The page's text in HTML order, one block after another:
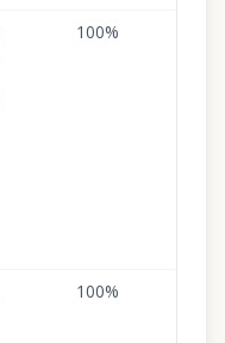
100%
100%